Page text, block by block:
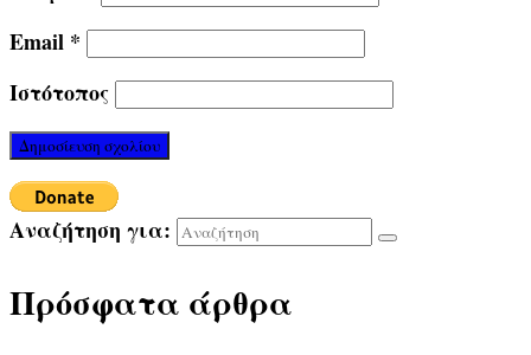
Email *
Ιστότοπος
Αναζήτηση για:
Πρόσφατα άρθρα